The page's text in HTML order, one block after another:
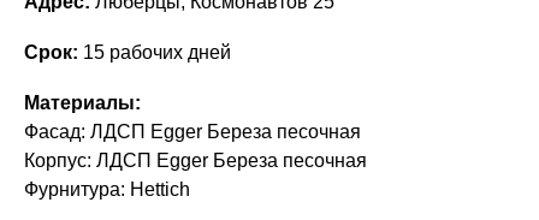
Срок: 15 рабочих дней
Материалы:
Фасад: ЛДСП Egger Береза песочная
Корпус: ЛДСП Egger Береза песочная
Фурнитура: Hettich